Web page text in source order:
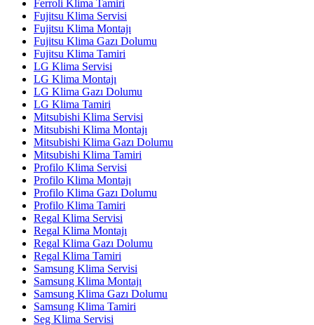
Ferroli Klima Tamiri
Fujitsu Klima Servisi
Fujitsu Klima Montajı
Fujitsu Klima Gazı Dolumu
Fujitsu Klima Tamiri
LG Klima Servisi
LG Klima Montajı
LG Klima Gazı Dolumu
LG Klima Tamiri
Mitsubishi Klima Servisi
Mitsubishi Klima Montajı
Mitsubishi Klima Gazı Dolumu
Mitsubishi Klima Tamiri
Profilo Klima Servisi
Profilo Klima Montajı
Profilo Klima Gazı Dolumu
Profilo Klima Tamiri
Regal Klima Servisi
Regal Klima Montajı
Regal Klima Gazı Dolumu
Regal Klima Tamiri
Samsung Klima Servisi
Samsung Klima Montajı
Samsung Klima Gazı Dolumu
Samsung Klima Tamiri
Seg Klima Servisi